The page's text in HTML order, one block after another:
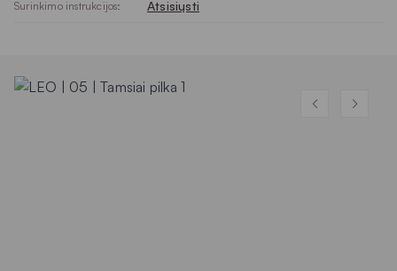
Surinkimo instrukcijos: Atsisiųsti